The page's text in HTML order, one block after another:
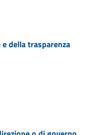
della trasparenza